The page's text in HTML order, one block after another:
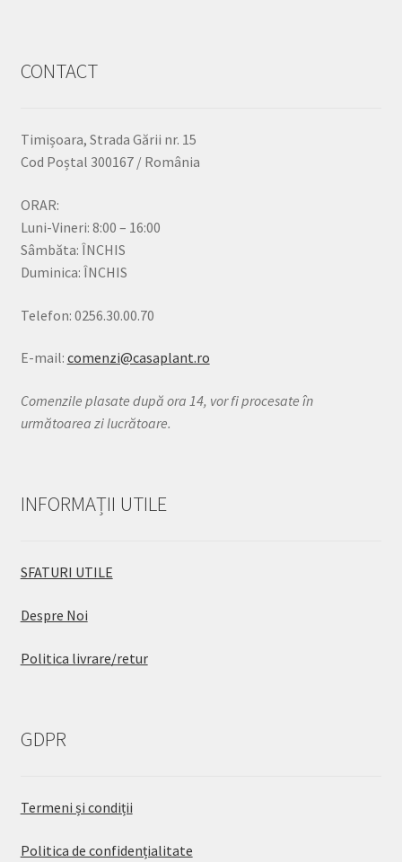
CONTACT
Timișoara, Strada Gării nr. 15
Cod Poștal 300167 / România
ORAR:
Luni-Vineri: 8:00 – 16:00
Sâmbăta: ÎNCHIS
Duminica: ÎNCHIS
Telefon: 0256.30.00.70
E-mail: comenzi@casaplant.ro
Comenzile plasate după ora 14, vor fi procesate în
următoarea zi lucrătoare.
INFORMAȚII UTILE
SFATURI UTILE
Despre Noi
Politica livrare/retur
GDPR
Termeni și condiții
Politica de confidențialitate